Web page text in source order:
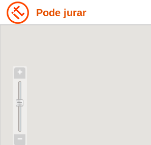
Pode jurar
+
−